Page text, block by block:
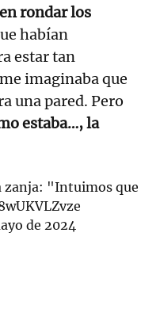
rondar los
habían
estar tan
imaginaba que
una pared. Pero
estaba…, la
zanja: "Intuimos que
de 2024